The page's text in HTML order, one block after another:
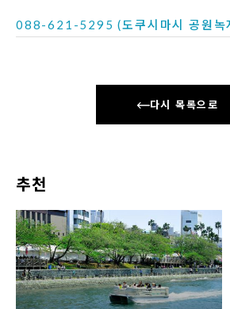
088-621-5295 (도쿠시마시 공원녹
다시 목록으로
추천